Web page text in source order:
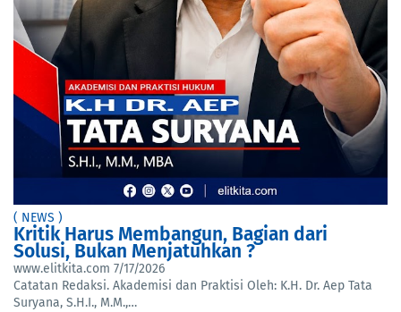
( NEWS )
Kritik Harus Membangun, Bagian dari
Solusi, Bukan Menjatuhkan ?
www.elitkita.com 7/17/2026
Catatan Redaksi. Akademisi dan Praktisi Oleh: K.H. Dr. Aep Tata
Suryana, S.H.I., M.M.,…